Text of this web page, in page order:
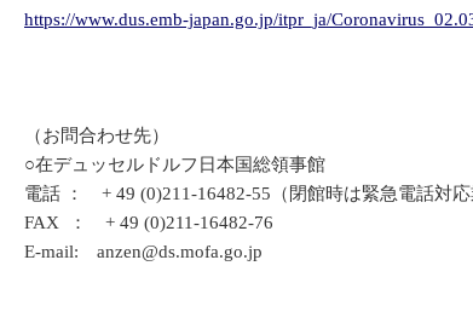
https://www.dus.emb-japan.go.jp/itpr_ja/
（お問合わせ先）
○在デュッセルドルフ日本国総領事館
電話 ： + 49 (0)211-16482-55（閉館時は緊急電話対応
FAX ： + 49 (0)211-16482-76
E-mail: anzen@ds.mofa.go.jp